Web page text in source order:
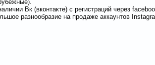
Вк (вконтакте) с регистраций через
разнообразие на продаже аккаунтов